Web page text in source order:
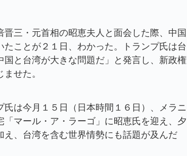
三・元首相の昭恵夫人と面会した際、中国
ことが２１日、わかった。トランプ氏は台
と台湾が大きな問題だ」と発言し、新政権
せた。
は今月１５日（日本時間１６日）、メラニ
マール・ア・ラーゴ」に昭恵氏を迎え、夕
、台湾を含む世界情勢にも話題が及んだ